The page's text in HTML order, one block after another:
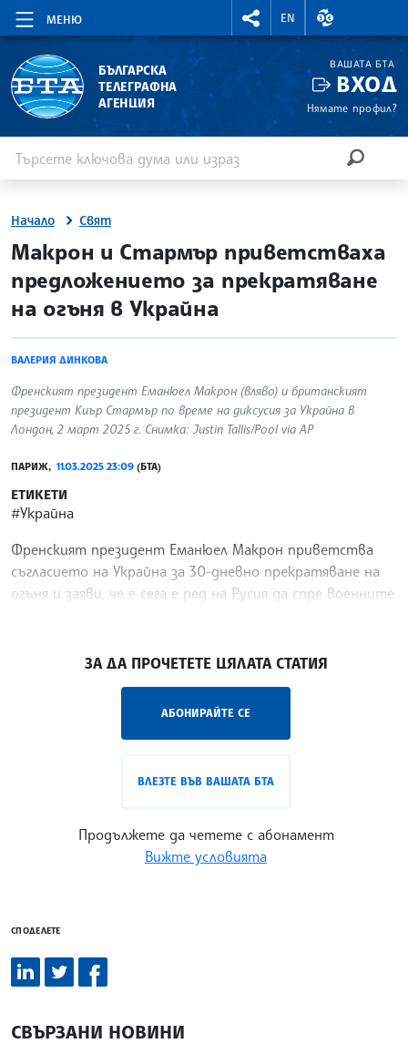
МЕНЮ
RIGHTMENU.SOCIAL
EN
ВАЛУТНИ
БЪЛГАРСКА
ТЕЛЕГРАФНА
АГЕНЦИЯ
ВАШАТА БТА
ВХОД
Нямате профил?
Начало Свят
site.bta
Макрон и Стармър приветстваха
предложението за прекратяване
на огъня в Украйна
ВАЛЕРИЯ ДИНКОВА
Френският президент Еманюел Макрон (вляво) и британският
президент Киър Стармър по време на диксусия за Украйна в
Лондон, 2 март 2025 г. Снимка: Justin Tallis/Pool via AP
ПАРИЖ, 11.03.2025 23:09 (БТА)
ЕТИКЕТИ
#Украйна
Френският президент Еманюел Макрон приветства
съгласието на Украйна за 30-дневно прекратяване на
огъня и заяви, че е сега е ред на Русия да спре военните
ЗА ДА ПРОЧЕТЕТЕ ЦЯЛАТА СТАТИЯ
АБОНИРАЙТЕ СЕ
ВЛЕЗТЕ ВЪВ ВАШАТА БТА
Продължете да четете с абонамент
Вижте условията
СПОДЕЛЕТЕ
СВЪРЗАНИ НОВИНИ